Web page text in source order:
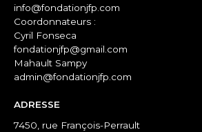
info@fondationjfp.com
Coordonnateurs :
Cyril Fonseca
fondationjfp@gmail.com
Mahault Sampy
admin@fondationjfp.com
ADRESSE
7450, rue François-Perrault